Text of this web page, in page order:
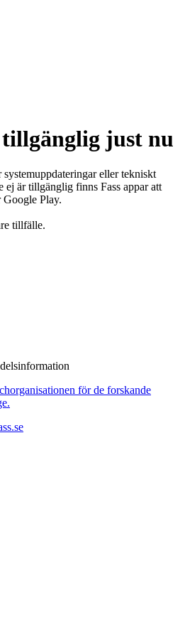
just nu
eller tekniskt
ej är tillgänglig finns Fass appar att
Google Play.
tillfälle.
för de forskande